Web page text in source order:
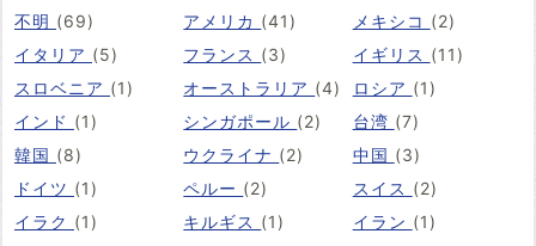
不明 (69) アメリカ (41) メキシコ (2)
イタリア (5) フランス (3) イギリス (11)
スロベニア (1) オーストラリア (4) ロシア (1)
インド (1) シンガポール (2) 台湾 (7)
韓国 (8) ウクライナ (2) 中国 (3)
ドイツ (1) ペルー (2) スイス (2)
イラク (1) キルギス (1) イラン (1)